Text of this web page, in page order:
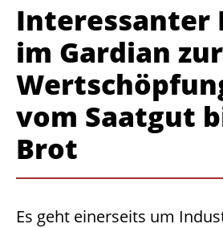
Interessanter
im Gardian zur
vom Saatgut
Brot
Es geht einerseits um